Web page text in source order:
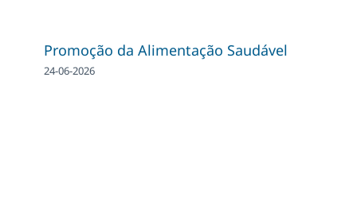
Promoção da Alimentação Saudável
24-06-2026